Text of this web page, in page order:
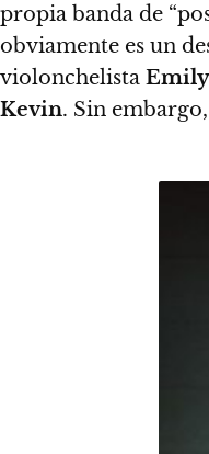
propia banda de
obviamente es un
violonchelista Emily
Kevin. Sin